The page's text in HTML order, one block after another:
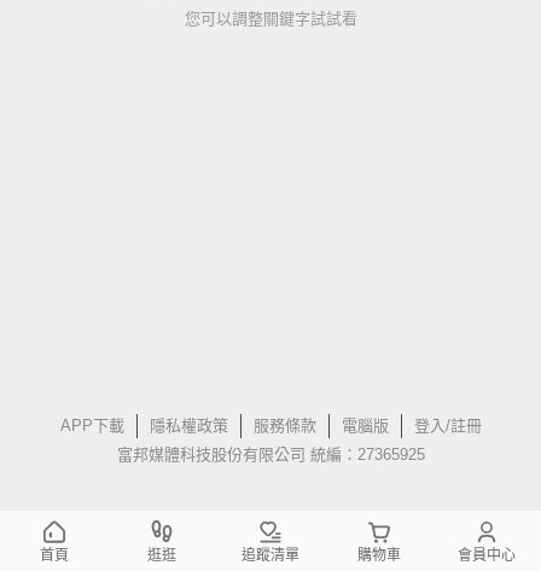
您可以調整關鍵字試試看
APP下載 隱私權政策 服務條款 電腦版
登入/註冊
富邦媒體科技股份有限公司 統編：27365925
首頁 逛逛 追蹤清單 購物車 會員中心